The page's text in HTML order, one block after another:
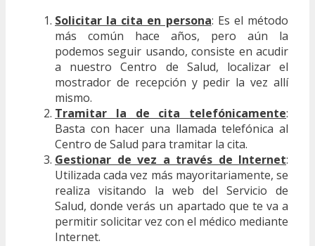
Solicitar la cita en persona: Es el método
más común hace años, pero aún la
podemos seguir usando, consiste en acudir
a nuestro Centro de Salud, localizar el
mostrador de recepción y pedir la vez allí
mismo.
Tramitar la de cita telefónicamente:
Basta con hacer una llamada telefónica al
Centro de Salud para tramitar la cita.
Gestionar de vez a través de Internet:
Utilizada cada vez más mayoritariamente, se
realiza visitando la web del Servicio de
Salud, donde verás un apartado que te va a
permitir solicitar vez con el médico mediante
Internet.